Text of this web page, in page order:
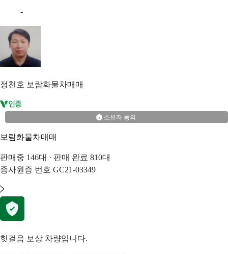
-
정천호 보람화물차매매
소유자 동의
보람화물차매매
판매중 146대 · 판매 완료 810대
종사원증 번호 GC21-03349
헛걸음 보상 차량입니다.